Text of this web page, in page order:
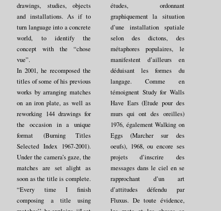
drawings, studies, objects
and installations. As if to
turn language into a concrete
world, to identify the
concept with the “chose
vue”.
In 2001, he recomposed the
titles of some of his previous
works by arranging matches
on an iron plate, as well as
reworking 144 drawings for
the occasion in a unique
format (Burning Titles
Selected Index 1967-2001).
Under the camera’s gaze, the
matches are set alight as
soon as the title is complete.
“Every time I finish
composing a title using
études, ordonnant
graphiquement la situation
d’une installation spatiale
selon des dictons, des
métaphores populaires, le
manifestent d’ailleurs en
déduisant les formes du
langage. Comme en
témoignent Study for Walls
Have Ears (Etude pour des
murs qui ont des oreilles)
1976, également Walking on
Eggs (Marcher sur des
oeufs), 1968, ou encore ses
projets d’inscrire des
messages dans le ciel en se
rapprochant d’un art
d’attitudes défendu par
Fluxus. De toute évidence,